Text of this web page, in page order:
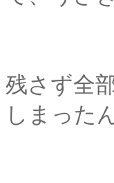
「え
「う
残さず全
しまった
まる